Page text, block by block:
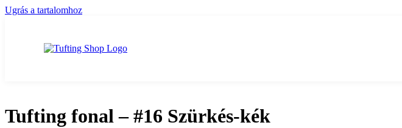
Ugrás a tartalomhoz
Tufting fonal – #16 Szürkés-kék